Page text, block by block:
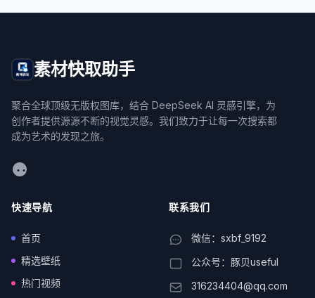
素材快取助手
聚合全球顶级无版权图库，结合 DeepSeek AI 灵感引擎，为
创作者提供源源不断的视觉灵感。我们致力于让每一次搜索都
成为艺术的发现之旅。
WeChat
快速导航
首页
精选壁纸
热门视频
联系我们
微信：sxbf_9192
公众号：豚贝useful
316234404@qq.com